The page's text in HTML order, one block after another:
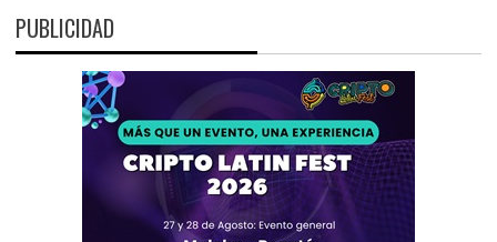
PUBLICIDAD